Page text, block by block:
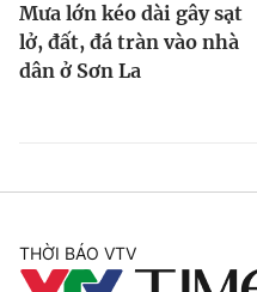
Mưa lớn kéo dài gây sạt
lở, đất, đá tràn vào nhà
dân ở Sơn La
THỜI BÁO VTV